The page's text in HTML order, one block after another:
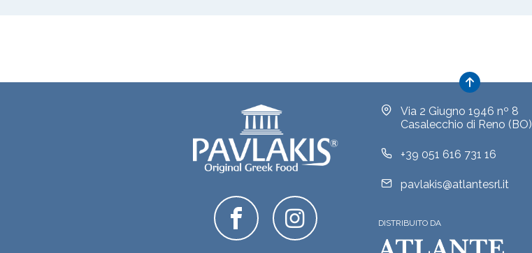
Via 2 Giugno 1946 nº 8
Casalecchio di Reno (BO)
+39 051 616 731 16
pavlakis@atlantesrl.it
DISTRIBUITO DA